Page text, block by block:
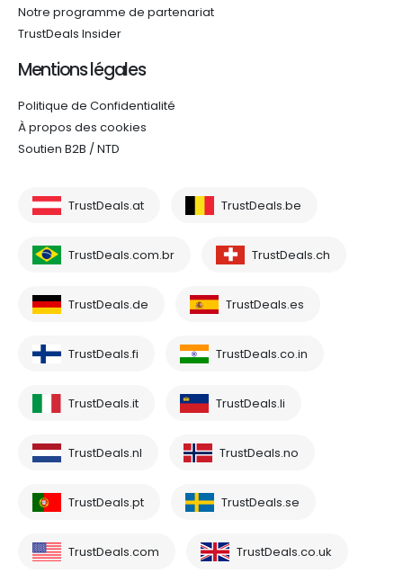
Notre programme de partenariat
TrustDeals Insider
Mentions légales
Politique de Confidentialité
À propos des cookies
Soutien B2B / NTD
TrustDeals.at TrustDeals.be
TrustDeals.com.br TrustDeals.ch
TrustDeals.de TrustDeals.es
TrustDeals.fi TrustDeals.co.in
TrustDeals.it TrustDeals.li
TrustDeals.nl TrustDeals.no
TrustDeals.pt TrustDeals.se
TrustDeals.com TrustDeals.co.uk